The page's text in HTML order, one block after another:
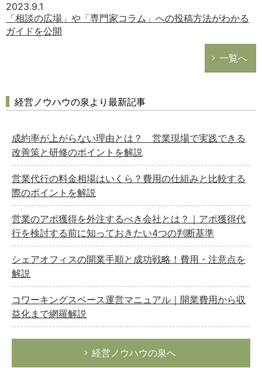
2023.9.1
「相談の広場」や「専門家コラム」への投稿方法がわかる
ガイドを公開
一覧へ
経営ノウハウの泉より最新記事
成約率が上がらない理由とは？ 営業現場で実践できる
改善策と研修のポイントを解説
営業代行の料金相場はいくら？費用の仕組みと比較する
際のポイントを解説
営業のアポ獲得を外注するべき会社とは？｜アポ獲得代
行を検討する前に知っておきたい4つの判断基準
シェアオフィスの開業手順と成功戦略！費用・注意点を
解説
コワーキングスペース運営マニュアル｜開業費用から収
益化まで網羅解説
経営ノウハウの泉へ